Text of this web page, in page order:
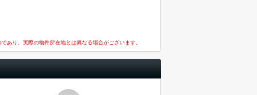
あり、実際の物件所在地とは異なる場合がございます。